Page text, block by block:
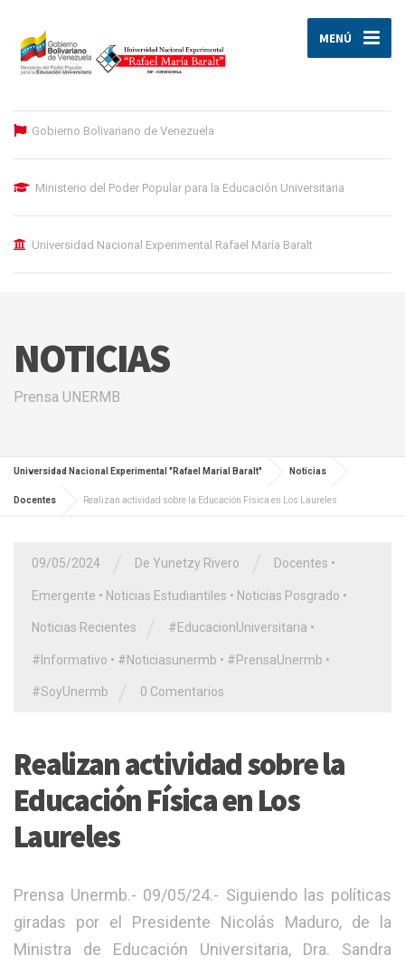
MENÚ
Gobierno Bolivariano de Venezuela
Ministerio del Poder Popular para la Educación Universitaria
Universidad Nacional Experimental Rafael María Baralt
NOTICIAS
Prensa UNERMB
Universidad Nacional Experimental "Rafael Marial Baralt" Noticias
Docentes Realizan actividad sobre la Educación Física en Los Laureles
09/05/2024 De Yunetzy Rivero Docentes •
Emergente • Noticias Estudiantiles • Noticias Posgrado •
Noticias Recientes #EducacionUniversitaria •
#Informativo • #Noticiasunermb • #PrensaUnermb •
#SoyUnermb 0 Comentarios
Realizan actividad sobre la
Educación Física en Los
Laureles
Prensa Unermb.- 09/05/24.- Siguiendo las políticas
giradas por el Presidente Nicolás Maduro, de la
Ministra de Educación Universitaria, Dra. Sandra